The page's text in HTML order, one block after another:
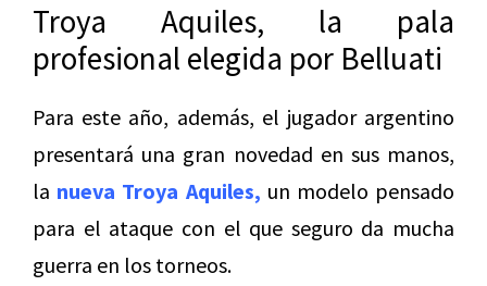
Troya Aquiles, la pala
profesional elegida por Belluati
Para este año, además, el jugador argentino
presentará una gran novedad en sus manos,
la nueva Troya Aquiles, un modelo pensado
para el ataque con el que seguro da mucha
guerra en los torneos.